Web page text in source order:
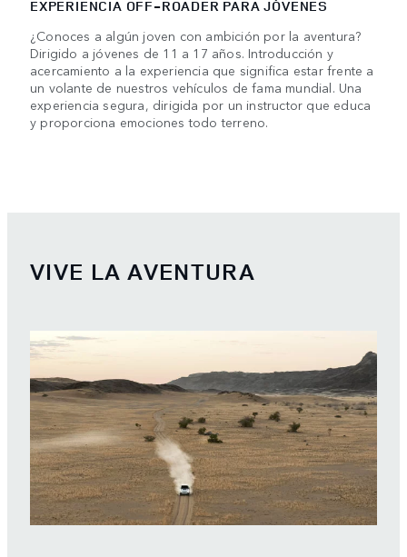
EXPERIENCIA OFF-ROADER PARA JÓVENES
¿Conoces a algún joven con ambición por la aventura?
Dirigido a jóvenes de 11 a 17 años. Introducción y
acercamiento a la experiencia que significa estar frente a
un volante de nuestros vehículos de fama mundial. Una
experiencia segura, dirigida por un instructor que educa
y proporciona emociones todo terreno.
VIVE LA AVENTURA